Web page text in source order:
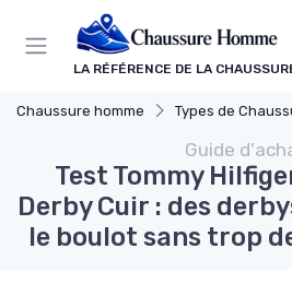
LA RÉFÉRENCE DE LA
Chaussure homme Types de Chaussures
Guide
Test Tommy
Derby Cuir : des
le boulot sans trop
Panneau de gestion des cookies